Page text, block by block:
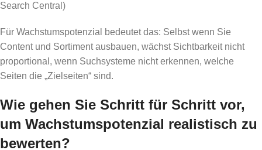
Search Central)
Für Wachstumspotenzial bedeutet das: Selbst wenn Sie
Content und Sortiment ausbauen, wächst Sichtbarkeit nicht
proportional, wenn Suchsysteme nicht erkennen, welche
Seiten die „Zielseiten“ sind.
Wie gehen Sie Schritt für Schritt vor,
um Wachstumspotenzial realistisch zu
bewerten?